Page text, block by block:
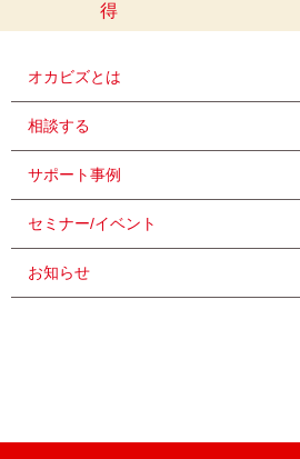
得
オカビズとは
相談する
サポート事例
セミナー/イベント
お知らせ